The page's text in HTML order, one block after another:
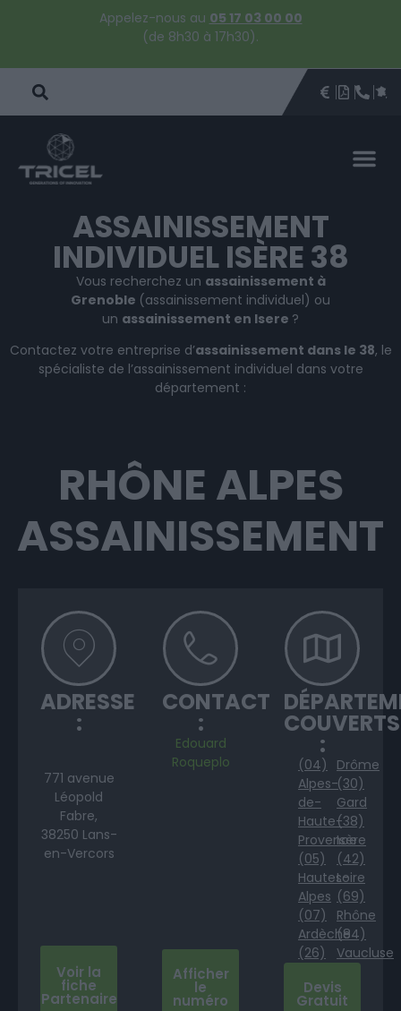
Appelez-nous au 05 17 03 00 00
(de 8h30 à 17h30).
DEVISÊTRE
ASSAINISSEMENT
INDIVIDUEL ISÈRE 38
Vous recherchez un assainissement à
Grenoble (assainissement individuel) ou
un assainissement en Isere ?
Contactez votre entreprise d’assainissement dans le 38, le
spécialiste de l’assainissement individuel dans votre
département :
RHÔNE ALPES
ASSAINISSEMENT
ADRESSE
:
771 avenue
Léopold
Fabre,
38250 Lans-
en-Vercors
Voir la
fiche
Partenaire
CONTACT
:
Edouard
Roqueplo
Afficher
le
numéro
COUVERTS
:
(04)
Alpes-
de-
Haute-
Provence
(05)
Hautes-
Alpes
(07)
Ardèche
(26)
Drôme
(30)
Gard
(38)
Isère
(42)
Loire
(69)
Rhône
(84)
Vaucluse
Devis
Gratuit